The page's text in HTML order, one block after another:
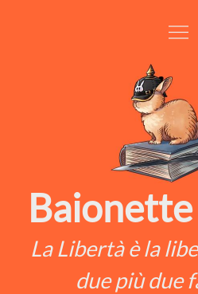
La Libertà è la
due più due